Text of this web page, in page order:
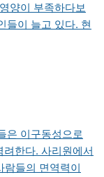
양이 부족하다보
들이 늘고 있다. 현
은 이구동성으로
한다. 사리원에서
람들의 면역력이